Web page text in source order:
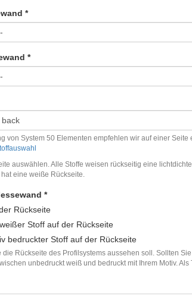
*
*
von System 50 Elementen empfehlen wir auf einer
auswählen. Alle Stoffe weisen rückseitig eine
hat eine weiße Rückseite.
*
Rückseite
Stoff auf der Rückseite
bedruckter Stoff auf der Rückseite
die Rückseite des Profilsystems aussehen soll. Sollten
unbedruckt weiß und bedruckt mit Ihrem Motiv.